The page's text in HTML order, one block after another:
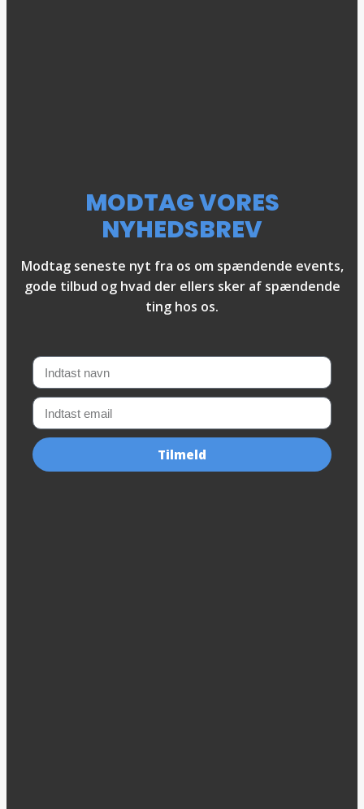
MODTAG VORES
NYHEDSBREV
Modtag seneste nyt fra os om spændende events,
gode tilbud og hvad der ellers sker af spændende
ting hos os.
Tilmeld